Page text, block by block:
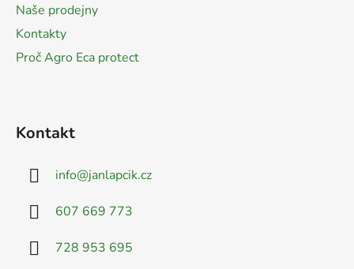
Naše prodejny
Kontakty
Proč Agro Eca protect
Kontakt
info@janlapcik.cz
607 669 773
728 953 695